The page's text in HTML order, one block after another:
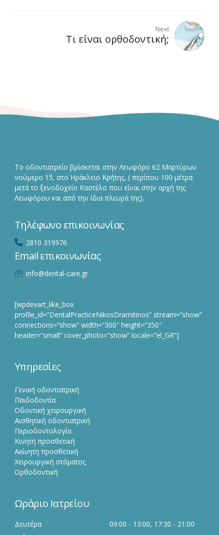
Next
Τι είναι ορθοδοντική;
Το οδοντιατρείο βρίσκεται στην Λεωφόρο 62 Μαρτύρων
νούμερο 15, στο Ηράκλειο Κρήτης, ( περίπου 100 μέτρα
μετά το ξενοδοχείο Καστέλο που είναι στην αρχή της
Λεωφόρου και από την ίδια πλευρά της).
Τηλέφωνο επικοινωνίας
2810 319976
Email επικοινωνίας
info@dental-care.gr
[wpdevart_like_box
profile_id=”DentalPracticeNikosDramitinos” stream=”show”
connections=”show” width=”300″ height=”350″
header=”small” cover_photo=”show” locale=”el_GR”]
Υπηρεσίες
Γενική οδοντιατρική
Παιδοδοντία
Οδοντική χειρουργική
Αισθητική οδοντιατρική
Περιοδοντολογία
Κινητή προσθετική
Ακίνητη προσθετική
Χειρουργική στόματος
Ορθοδοντική
Ωράριο Ιατρείου
Δευτέρα
09:00 - 13:00, 17:30 - 21:00